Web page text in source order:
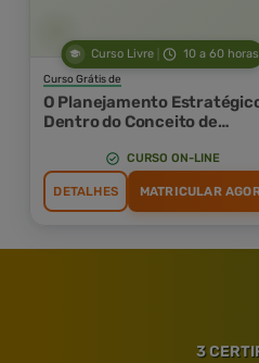
Curso Livre 10 a 60 horas
Curso Grátis de
O Planejamento
Dentro do Conceito de
CURSO ON-LINE
DETALHES MATRICULAR
3